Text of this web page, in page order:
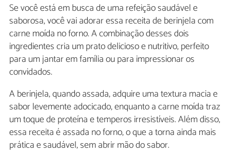
Se você está em busca de uma refeição saudável e
saborosa, você vai adorar essa receita de berinjela com
carne moída no forno. A combinação desses dois
ingredientes cria um prato delicioso e nutritivo, perfeito
para um jantar em família ou para impressionar os
convidados.
A berinjela, quando assada, adquire uma textura macia e
sabor levemente adocicado, enquanto a carne moída traz
um toque de proteína e temperos irresistíveis. Além disso,
essa receita é assada no forno, o que a torna ainda mais
prática e saudável, sem abrir mão do sabor.